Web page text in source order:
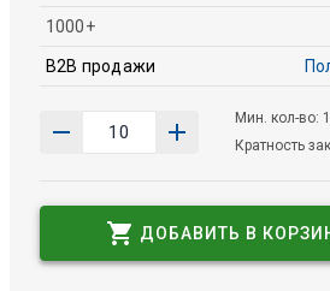
1000+
B2B продажи
Мин. кол-во:
Кратность
ДОБАВИТЬ В